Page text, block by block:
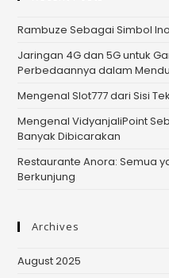
Rambuze Sebagai Simbol
Jaringan 4G dan 5G untuk
Perbedaannya dalam
Mengenal Slot777 dari Sisi
Mengenal VidyanjaliPoint
Banyak Dibicarakan
Restaurante Anora: Semua
Berkunjung
Archives
August 2025